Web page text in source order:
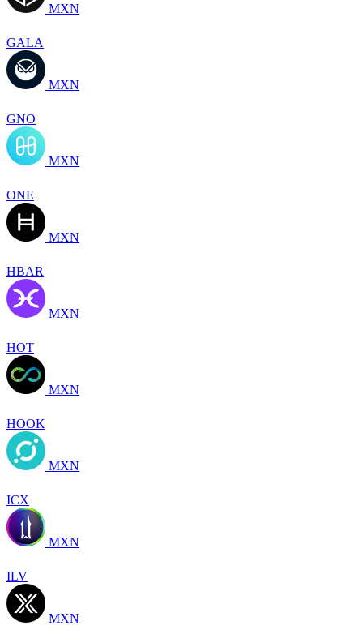
MXN
GALA
MXN
GNO
MXN
ONE
MXN
HBAR
MXN
HOT
MXN
HOOK
MXN
ICX
MXN
ILV
MXN